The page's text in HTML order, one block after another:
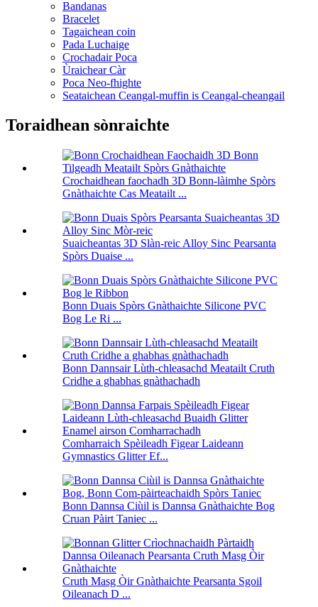
Bandanas
Bracelet
Tagaichean coin
Pada Luchaige
Crochadair Poca
Ùraichear Càr
Poca Neo-fhighte
Seataichean Ceangal-muffin is Ceangal-cheangail
Toraidhean sònraichte
Crochaidhean faochadh 3D Bonn-làimhe Spòrs
Gnàthaichte Cas Meatailt ...
Suaicheantas 3D Slàn-reic Alloy Sinc Pearsanta
Spòrs Duaise ...
Bonn Duais Spòrs Gnàthaichte Silicone PVC
Bog Le Ri ...
Bonn Dannsair Lùth-chleasachd Meatailt Cruth
Cridhe a ghabhas gnàthachadh
Comharraich Spèileadh Figear Laideann
Gymnastics Glitter Ef...
Bonn Dannsa Ciùil is Dannsa Gnàthaichte Bog
Cruan Pàirt Taniec ...
Cruth Masg Òir Gnàthaichte Pearsanta Sgoil
Oileanach D ...